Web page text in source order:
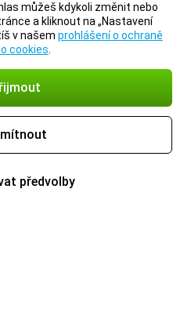
můžeš kdykoli změnit nebo
a kliknout na „Nastavení
v našem prohlášení o ochraně
cookies
předvolby